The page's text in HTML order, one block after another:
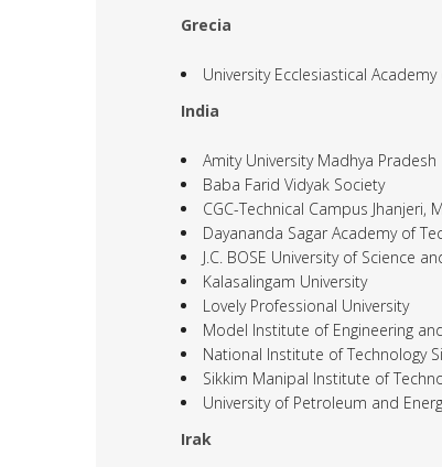
Grecia
University Ecclesiastical
India
Amity University Madhya Pradesh
Baba Farid Vidyak Society
CGC-Technical Campus Jhanjeri,
Dayananda Sagar Academy of
J.C. BOSE University of Science
Kalasalingam University
Lovely Professional University
Model Institute of Engineering
National Institute of Technology
Sikkim Manipal Institute of
University of Petroleum and
Irak